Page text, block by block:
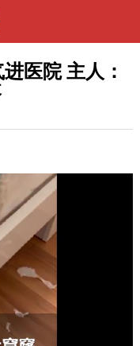
医院 主人：